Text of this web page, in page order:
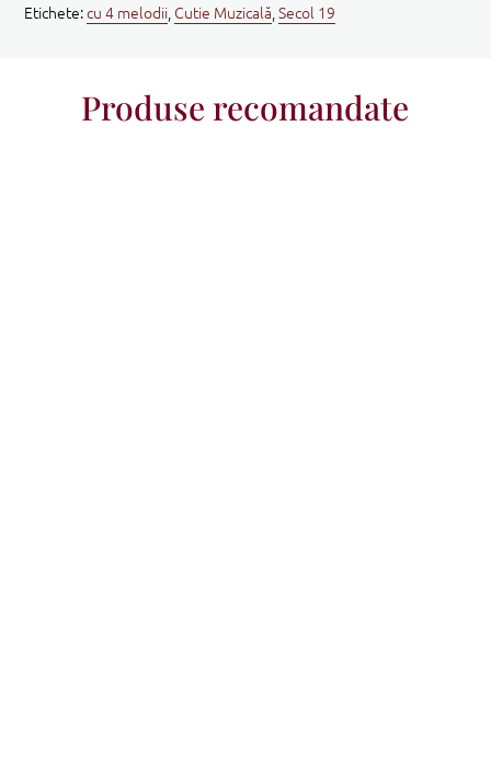
Etichete:cu 4 melodii, Cutie Muzicală,Secol 19
Produse recomandate